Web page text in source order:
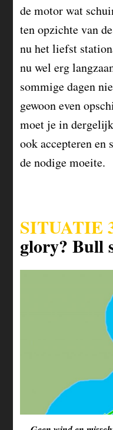
de motor wat
ten opzichte van
nu het liefst
nu wel erg
sommige dagen
gewoon even
moet je in
ook accepteren en
de nodige moeite.
SITUATIE
glory? Bull